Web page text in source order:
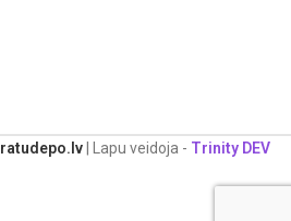
ratudepo.lv | Lapu veidoja - Trinity DEV